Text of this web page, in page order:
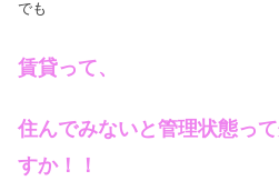
でも
賃貸って、
住んでみないと管理状態っ
すか！！